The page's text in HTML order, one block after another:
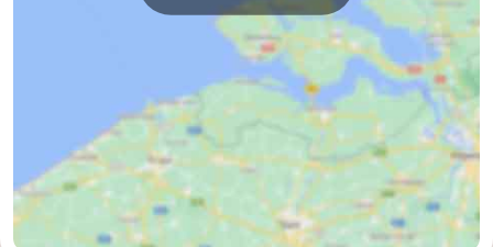
Oosterschelde
Burgh
Haamstede
Natuur
Walcheren